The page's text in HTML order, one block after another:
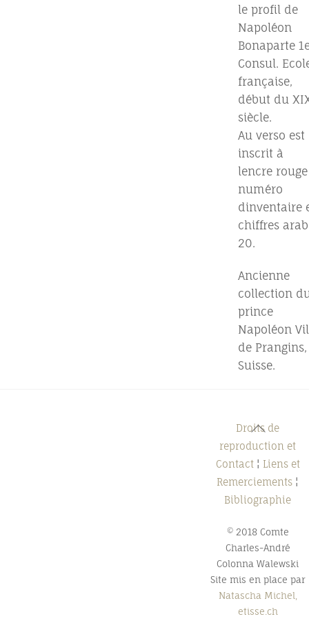
le profil de
Napoléon
Bonaparte
Consul.
française,
début du
siècle.
Au verso est
inscrit à
lencre
numéro
dinventaire
chiffres
20.
Ancienne
collection
prince
Napoléon
de Prangins,
Suisse.
Back
To
Top
Droits de
reproduction et
Contact¦ Liens et
Remerciements ¦
Bibliographie
© 2018 Comte
Charles-André
Colonna Walewski
Site mis en place par
Natascha Michel,
etisse.ch